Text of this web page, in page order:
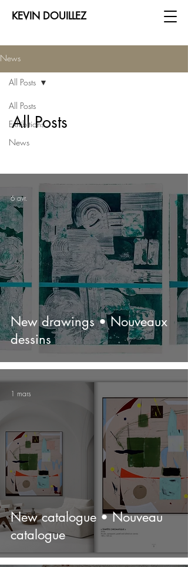
KEVIN DOUILLEZ
News
All Posts
Exhibitions
News
All Posts
All Posts
New drawings • Nouveaux
dessins
6 avr.
New catalogue • Nouveau
catalogue
1 mars